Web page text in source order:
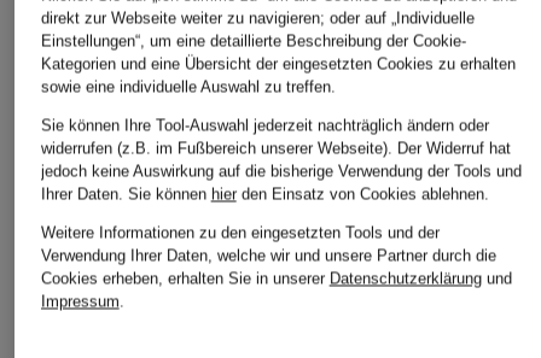
direkt zur Webseite weiter zu navigieren; oder auf „Individuelle
Einstellungen“, um eine detaillierte Beschreibung der Cookie-
Kategorien und eine Übersicht der eingesetzten Cookies zu erhalten
sowie eine individuelle Auswahl zu treffen.
Sie können Ihre Tool-Auswahl jederzeit nachträglich ändern oder
widerrufen (z.B. im Fußbereich unserer Webseite). Der Widerruf hat
jedoch keine Auswirkung auf die bisherige Verwendung der Tools und
Ihrer Daten. Sie können hierden Einsatz von Cookies ablehnen.
Weitere Informationen zu den eingesetzten Tools und der
Verwendung Ihrer Daten, welche wir und unsere Partner durch die
Cookies erheben, erhalten Sie in unserer Datenschutzerklärungund
Impressum.